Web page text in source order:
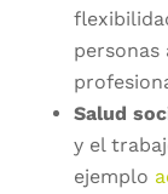
personas
Salud
y el
ejemplo